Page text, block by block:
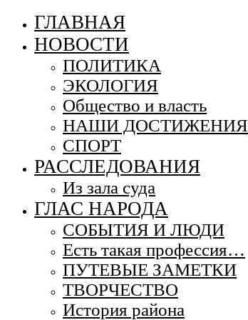
ГЛАВНАЯ
НОВОСТИ
ПОЛИТИКА
ЭКОЛОГИЯ
Общество и власть
НАШИ ДОСТИЖЕНИЯ
СПОРТ
РАССЛЕДОВАНИЯ
Из зала суда
ГЛАС НАРОДА
СОБЫТИЯ И ЛЮДИ
Есть такая профессия…
ПУТЕВЫЕ ЗАМЕТКИ
ТВОРЧЕСТВО
История района